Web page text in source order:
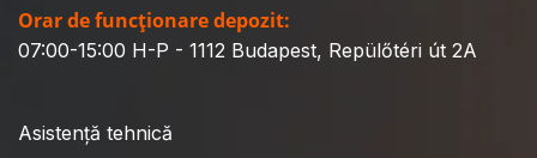
Orar de funcționare depozit:
07:00-15:00 H-P - 1112 Budapest, Repülőtéri út 2A
Asistență tehnică